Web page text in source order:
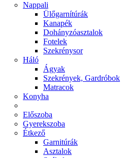
Nappali
Ülőgarnítúrák
Kanapék
Dohányzóasztalok
Fotelek
Szekrénysor
Háló
Ágyak
Szekrények, Gardróbok
Matracok
Konyha
Előszoba
Gyerekszoba
Étkező
Garnitúrák
Asztalok